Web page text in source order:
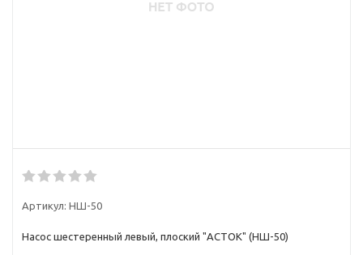
Артикул: НШ-50
Насос шестеренный левый, плоский "АСТОК" (НШ-50)